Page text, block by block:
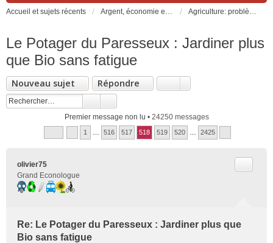
Accueil et sujets récents Argent, économie et finance. Alimentation et agriculture. Développement durable, pollution de l'air et catastrophes. Gestion des déchets. Agriculture: problèmes et pollutions, nouvelles techniques et solutions
Le Potager du Paresseux : Jardiner plus
que Bio sans fatigue
Nouveau sujet Répondre
Premier message non lu • 24250 messages
1 516 517 518 519 520 2425
olivier75
Grand Econologue
Re: Le Potager du Paresseux : Jardiner plus que
Bio sans fatigue